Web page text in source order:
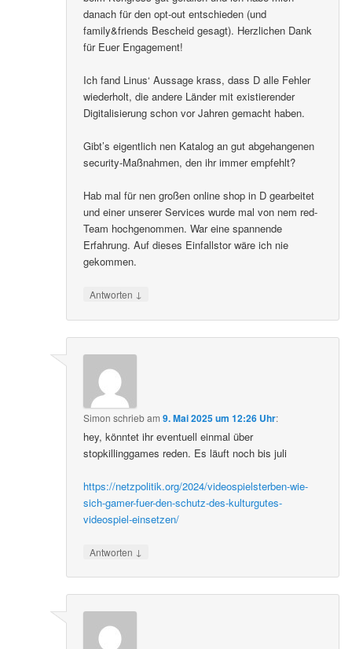
danach für den opt-out entschieden (und
family&friends Bescheid gesagt). Herzlichen Dank
für Euer Engagement!
Ich fand Linus‘ Aussage krass, dass D alle Fehler
wiederholt, die andere Länder mit existierender
Digitalisierung schon vor Jahren gemacht haben.
Gibt’s eigentlich nen Katalog an gut abgehangenen
security-Maßnahmen, den ihr immer empfehlt?
Hab mal für nen großen online shop in D gearbeitet
und einer unserer Services wurde mal von nem red-
Team hochgenommen. War eine spannende
Erfahrung. Auf dieses Einfallstor wäre ich nie
gekommen.
Antworten ↓
Simon schriebam9. Mai 2025 um 12:26 Uhr:
hey, könntet ihr eventuell einmal über
stopkillinggames reden. Es läuft noch bis juli
https://netzpolitik.org/2024/videospielsterben-wie-
sich-gamer-fuer-den-schutz-des-kulturgutes-
videospiel-einsetzen/
Antworten ↓